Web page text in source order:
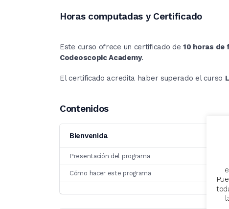
Horas computadas y Certificado
Este curso ofrece un certificado de10 horas de
Codeoscopic Academy.
El certificado acredita haber superado el curso
Contenidos
Bienvenida
Presentación del programa
Cómo hacer este programa